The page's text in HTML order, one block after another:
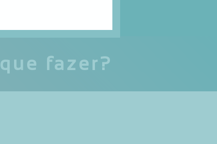
fazer?